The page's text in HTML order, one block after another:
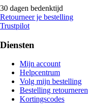
30 dagen bedenktijd
Retourneer je bestelling
Trustpilot
Diensten
Mijn account
Helpcentrum
Volg mijn bestelling
Bestelling retourneren
Kortingscodes